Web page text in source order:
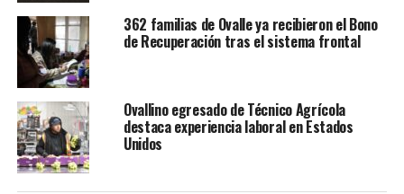
362 familias de Ovalle ya recibieron el Bono
de Recuperación tras el sistema frontal
Ovallino egresado de Técnico Agrícola
destaca experiencia laboral en Estados
Unidos